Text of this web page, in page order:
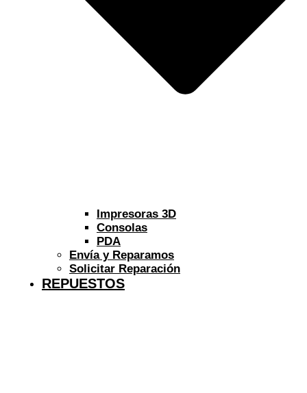
Impresoras 3D
Consolas
PDA
Envía y Reparamos
Solicitar Reparación
REPUESTOS